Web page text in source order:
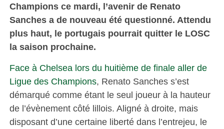
Champions ce mardi, l’avenir de Renato
Sanches a de nouveau été questionné. Attendu
plus haut, le portugais pourrait quitter le LOSC
la saison prochaine.
Face à Chelsea lors du huitième de finale aller de
Ligue des Champions, Renato Sanches s’est
démarqué comme étant le seul joueur à la hauteur
de l’évènement côté lillois. Aligné à droite, mais
disposant d’une certaine liberté dans l’entrejeu, le